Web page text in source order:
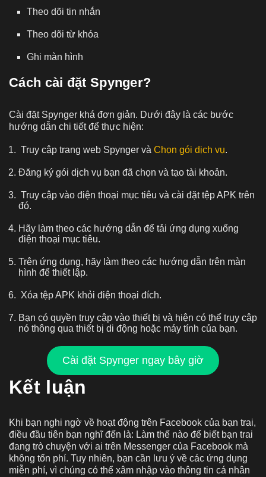
Theo dõi tin nhắn
Theo dõi từ khóa
Ghi màn hình
Cách cài đặt Spynger?
Cài đặt Spynger khá đơn giản. Dưới đây là các bước
hướng dẫn chi tiết để thực hiện:
Truy cập trang web Spynger và Chọn gói dịch vụ.
Đăng ký gói dịch vụ bạn đã chọn và tạo tài khoản.
Truy cập vào điện thoại mục tiêu và cài đặt tệp APK trên
đó.
Hãy làm theo các hướng dẫn để tải ứng dụng xuống
điện thoại mục tiêu.
Trên ứng dụng, hãy làm theo các hướng dẫn trên màn
hình để thiết lập.
Xóa tệp APK khỏi điện thoại đích.
Bạn có quyền truy cập vào thiết bị và hiện có thể truy cập
nó thông qua thiết bị di động hoặc máy tính của bạn.
Cài đặt Spynger ngay bây giờ
Kết luận
Khi bạn nghi ngờ về hoạt động trên Facebook của bạn trai,
điều đầu tiên bạn nghĩ đến là: Làm thế nào để biết bạn trai
đang trò chuyện với ai trên Messenger của Facebook mà
không tốn phí. Tuy nhiên, bạn cần lưu ý về các ứng dụng
miễn phí, vì chúng có thể xâm nhập vào thông tin cá nhân